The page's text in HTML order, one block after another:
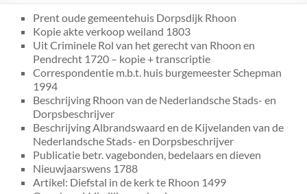
Prent oude gemeentehuis Dorpsdijk Rhoon
Kopie akte verkoop weiland 1803
Uit Criminele Rol van het gerecht van Rhoon en
Pendrecht 1720 – kopie + transcriptie
Correspondentie m.b.t. huis burgemeester Schepman
1994
Beschrijving Rhoon van de Nederlandsche Stads- en
Dorpsbeschrijver
Beschrijving Albrandswaard en de Kijvelanden van de
Nederlandsche Stads- en Dorpsbeschrijver
Publicatie betr. vagebonden, bedelaars en dieven
Nieuwjaarswens 1788
Artikel: Diefstal in de kerk te Rhoon 1499